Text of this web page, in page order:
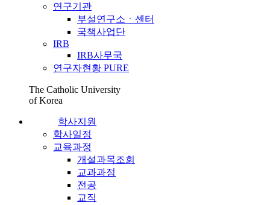
연구기관
부설연구소ㆍ센터
국책사업단
IRB
IRB사무국
연구자현황 PURE
The Catholic University
of Korea
학사지원
학사일정
교육과정
개설과목조회
교과과정
전공
교직